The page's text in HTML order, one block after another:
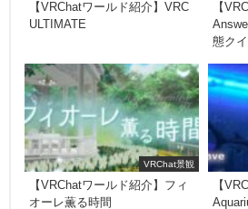
【VRChatワールド紹介】VRC
ULTIMATE
【
態ク
VRChat景観
【VRChatワールド紹介】フィ
オーレ薫る時間
【